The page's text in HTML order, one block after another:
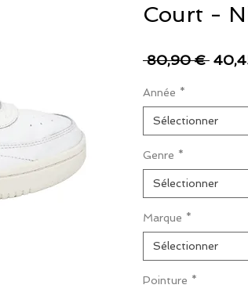
Court -
80,90 € Prix
Année *
Sélectionner
Genre *
Sélectionner
Marque *
Sélectionner
Pointure *